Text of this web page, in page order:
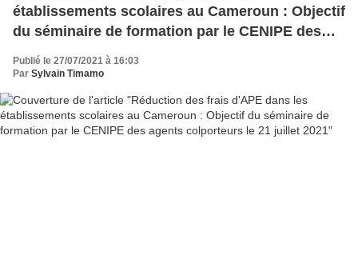
établissements scolaires au Cameroun : Objectif
du séminaire de formation par le CENIPE des
Publié le 27/07/2021 à 16:03
Par Sylvain Timamo